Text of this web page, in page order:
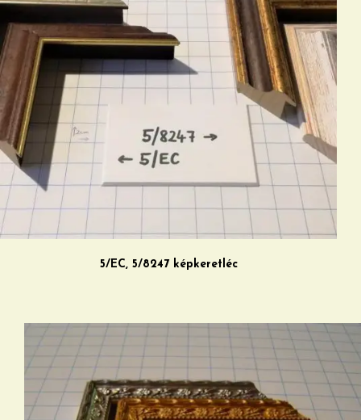
5/EC, 5/8247 képkeretléc